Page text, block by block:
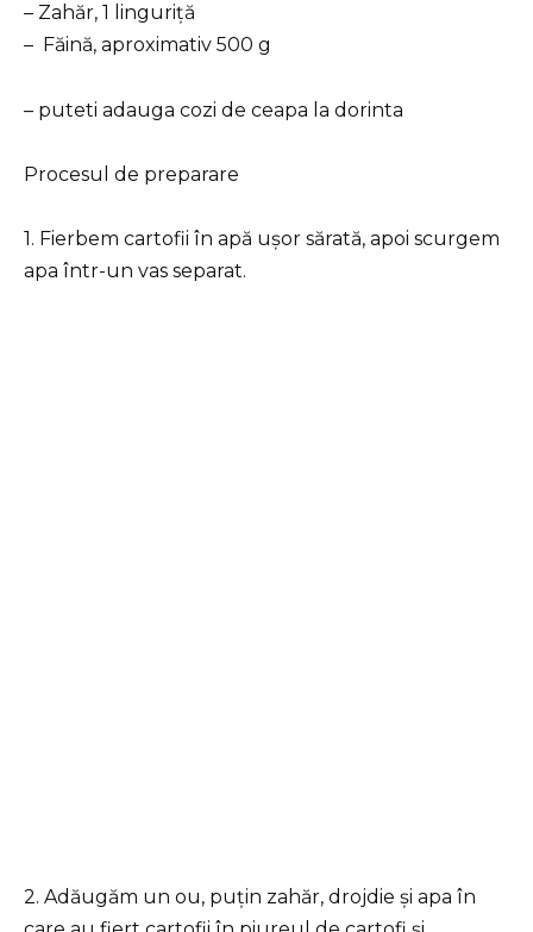
– Zahăr, 1 linguriță
– Făină, aproximativ 500 g
– puteti adauga cozi de ceapa la dorinta
Procesul de preparare
1. Fierbem cartofii în apă ușor sărată, apoi scurgem
apa într-un vas separat.
2. Adăugăm un ou, puțin zahăr, drojdie și apa în